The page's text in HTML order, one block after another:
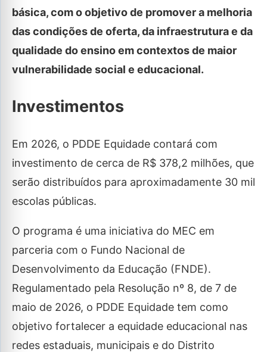
básica, com o objetivo de promover a melhoria
das condições de oferta, da infraestrutura e da
qualidade do ensino em contextos de maior
vulnerabilidade social e educacional.
Investimentos
Em 2026, o PDDE Equidade contará com
investimento de cerca de R$ 378,2 milhões, que
serão distribuídos para aproximadamente 30 mil
escolas públicas.
O programa é uma iniciativa do MEC em
parceria com o Fundo Nacional de
Desenvolvimento da Educação (FNDE).
Regulamentado pela Resolução nº 8, de 7 de
maio de 2026, o PDDE Equidade tem como
objetivo fortalecer a equidade educacional nas
redes estaduais, municipais e do Distrito